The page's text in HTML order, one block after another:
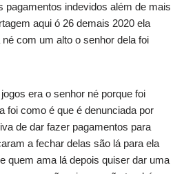
pagamentos indevidos além de mais
aqui ó 26 demais 2020 ela
com um alto o senhor dela foi
era o senhor né porque foi
foi como é que é denunciada por
de dar fazer pagamentos para
a fechar delas são lá para ela
quem ama lá depois quiser dar uma